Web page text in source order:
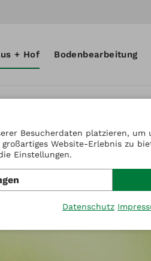
+ Hof Bodenbearbeitung
Besucherdaten platzieren,
Website-Erlebnis zu
Einstellungen.
Datenschutz